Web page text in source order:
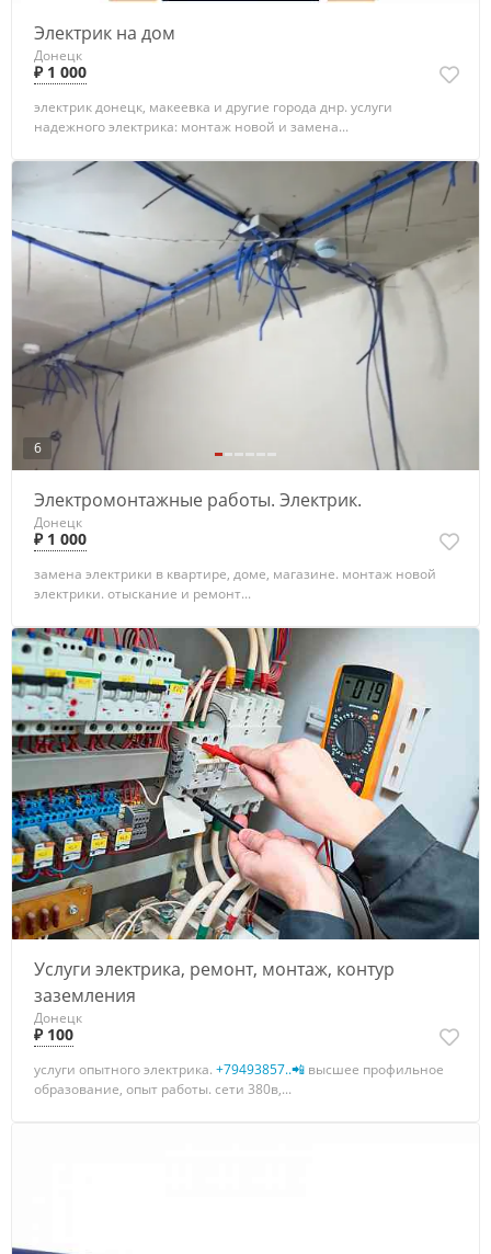
Электрик на дом
Донецк
₽ 1 000
электрик донецк, макеевка и другие города днр. услуги
надежного электрика: монтаж новой и замена...
6
Электромонтажные работы. Электрик.
Донецк
₽ 1 000
замена электрики в квартире, доме, магазине. монтаж новой
электрики. отыскание и ремонт...
Услуги электрика, ремонт, монтаж, контур
заземления
Донецк
₽ 100
услуги опытного электрика. +79493857..📲 высшее профильное
образование, опыт работы. сети 380в,...